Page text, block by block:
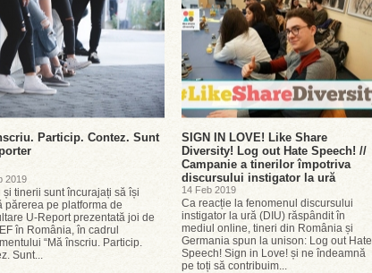
Particip. Contez. Sunt
2019
și tinerii sunt încurajați să își
părerea pe platforma de
U-Report prezentată joi de
în România, în cadrul
“Mă înscriu. Particip.
Sunt...
SIGN IN LOVE! Like Share
Diversity! Log out Hate Speech! //
Campanie a tinerilor împotriva
discursului instigator la ură
14 Feb 2019
Ca reacție la fenomenul discursului
instigator la ură (DIU) răspândit în
mediul online, tineri din România și
Germania spun la unison: Log out Hate
Speech! Sign in Love! și ne îndeamnă
pe toți să contribuim...